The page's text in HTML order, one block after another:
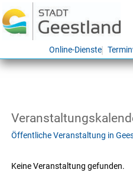
Online-Dienste
Öffentliche Veranstaltung in
Keine Veranstaltung gefunden.